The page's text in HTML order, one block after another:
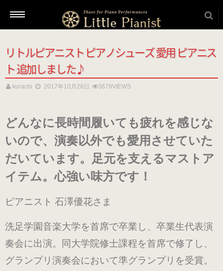
新着情報
本番用（ヒール高2cm）
ローヒール
（ブラック・エナメル）
（21.0～22.0cm）
リトルピアニスト ピアノシューズ 愛用 ピアニス
ト 追加しました♪
kurachi 2017年10月28日 3679VIEWS
どんなに長時間履いても疲れを感じな
いので、演奏以外でも愛用させていた
だいています。足元を支えるマストア
イテム。心強い味方です！
ピアニスト 石澤優花さま
洗足学園音楽大学を首席で卒業し、卒業生代表演
奏会に出演。同大学院修士課程を首席で修了し、
グランプリ演奏会において準グランプリを受賞。